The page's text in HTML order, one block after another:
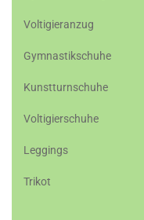
Voltigieranzug
Gymnastikschuhe
Kunstturnschuhe
Voltigierschuhe
Leggings
Trikot